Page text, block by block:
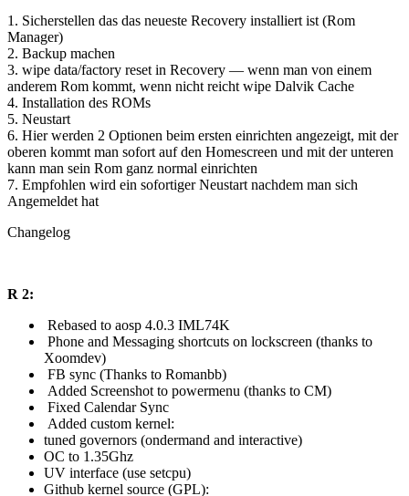
1. Sicherstellen das das neueste Recovery installiert ist (Rom
Manager)
2. Backup machen
3. wipe data/factory reset in Recovery — wenn man von einem
anderem Rom kommt, wenn nicht reicht wipe Dalvik Cache
4. Installation des ROMs
5. Neustart
6. Hier werden 2 Optionen beim ersten einrichten angezeigt, mit der
oberen kommt man sofort auf den Homescreen und mit der unteren
kann man sein Rom ganz normal einrichten
7. Empfohlen wird ein sofortiger Neustart nachdem man sich
Angemeldet hat
Changelog
R 2:
Rebased to aosp 4.0.3 IML74K
Phone and Messaging shortcuts on lockscreen (thanks to
Xoomdev)
FB sync (Thanks to Romanbb)
Added Screenshot to powermenu (thanks to CM)
Fixed Calendar Sync
Added custom kernel:
tuned governors (ondermand and interactive)
OC to 1.35Ghz
UV interface (use setcpu)
Github kernel source (GPL):